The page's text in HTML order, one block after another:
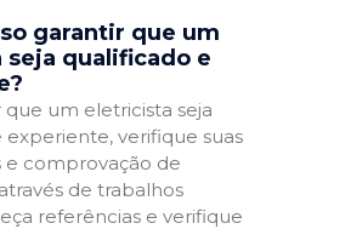
garantir que um
qualificado e
que um eletricista seja
experiente, verifique suas
e comprovação de
de trabalhos
referências e verifique